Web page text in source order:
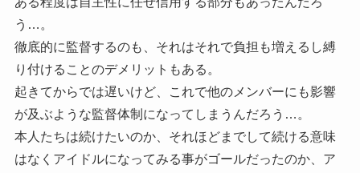
う…。
徹底的に監督するのも、それはそれで負担も増えるし縛
り付けることのデメリットもある。
起きてからでは遅いけど、これで他のメンバーにも影響
が及ぶような監督体制になってしまうんだろう…。
本人たちは続けたいのか、それほどまでして続ける意味
はなくアイドルになってみる事がゴールだったのか、ア